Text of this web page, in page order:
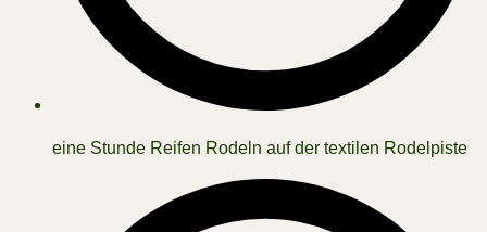
eine Stunde Reifen Rodeln auf der textilen Rodelpiste